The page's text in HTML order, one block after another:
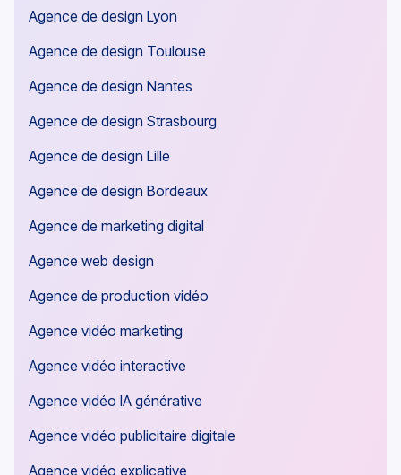
Agence de design Lyon
Agence de design Toulouse
Agence de design Nantes
Agence de design Strasbourg
Agence de design Lille
Agence de design Bordeaux
Agence de marketing digital
Agence web design
Agence de production vidéo
Agence vidéo marketing
Agence vidéo interactive
Agence vidéo IA générative
Agence vidéo publicitaire digitale
Agence vidéo explicative